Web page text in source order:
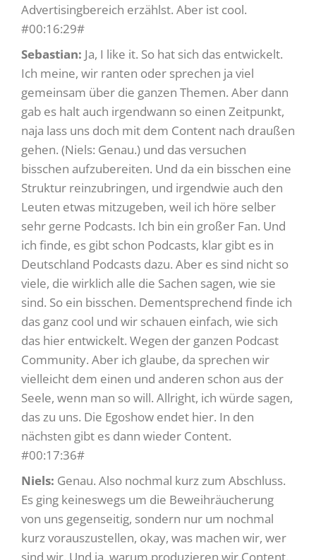
Advertisingbereich erzählst. Aber ist cool.
#00:16:29#
Sebastian: Ja, I like it. So hat sich das entwickelt.
Ich meine, wir ranten oder sprechen ja viel
gemeinsam über die ganzen Themen. Aber dann
gab es halt auch irgendwann so einen Zeitpunkt,
naja lass uns doch mit dem Content nach draußen
gehen. (Niels: Genau.) und das versuchen
bisschen aufzubereiten. Und da ein bisschen eine
Struktur reinzubringen, und irgendwie auch den
Leuten etwas mitzugeben, weil ich höre selber
sehr gerne Podcasts. Ich bin ein großer Fan. Und
ich finde, es gibt schon Podcasts, klar gibt es in
Deutschland Podcasts dazu. Aber es sind nicht so
viele, die wirklich alle die Sachen sagen, wie sie
sind. So ein bisschen. Dementsprechend finde ich
das ganz cool und wir schauen einfach, wie sich
das hier entwickelt. Wegen der ganzen Podcast
Community. Aber ich glaube, da sprechen wir
vielleicht dem einen und anderen schon aus der
Seele, wenn man so will. Allright, ich würde sagen,
das zu uns. Die Egoshow endet hier. In den
nächsten gibt es dann wieder Content.
#00:17:36#
Niels: Genau. Also nochmal kurz zum Abschluss.
Es ging keineswegs um die Beweihräucherung
von uns gegenseitig, sondern nur um nochmal
kurz vorauszustellen, okay, was machen wir, wer